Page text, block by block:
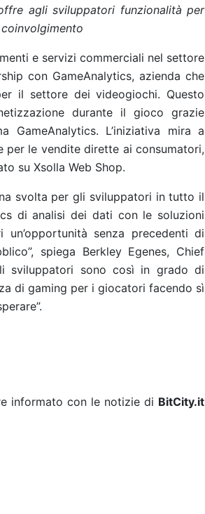
agli sviluppatori funzionalità per
e servizi commerciali nel settore
con GameAnalytics, azienda che
il settore dei videogiochi. Questo
durante il gioco grazie
GameAnalytics. L’iniziativa mira a
le vendite dirette ai consumatori,
su Xsolla Web Shop.
svolta per gli sviluppatori in tutto il
di analisi dei dati con le soluzioni
senza precedenti di
spiega Berkley Egenes, Chief
sviluppatori sono così in grado di
di gaming per i giocatori facendo sì
informato con le notizie di BitCity.it